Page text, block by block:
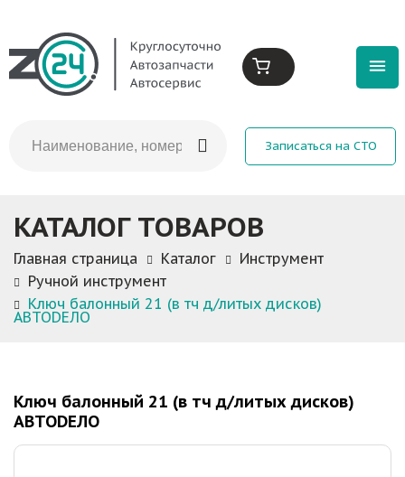
Записаться на СТО
КАТАЛОГ ТОВАРОВ
Главная страница Каталог
Инструмент
Ручной инструмент
Ключ балонный 21 (в тч д/литых дисков)
АВТОDЕЛО
Ключ балонный 21 (в тч д/литых дисков)
АВТОDЕЛО